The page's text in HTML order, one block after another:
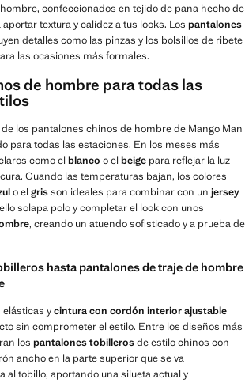
confeccionados en tejido de pana hecho de
textura y calidez a tus looks. Los pantalones
detalles como las pinzas y los bolsillos de ribete
las ocasiones más formales.
de hombre para todas las
los pantalones chinos de hombre de Mango Man
para todas las estaciones. En los meses más
como el blanco o el beige para reflejar la luz
Cuando las temperaturas bajan, los colores
o el grisson ideales para combinar con un jersey
solapa polo y completar el look con unos
, creando un atuendo sofisticado y a prueba de
hasta pantalones de traje de hombre
ycintura con cordón interior ajustable
sin comprometer el estilo. Entre los diseños más
los pantalones tobillerosde estilo chinos con
ancho en la parte superior que se va
al tobillo, aportando una silueta actual y